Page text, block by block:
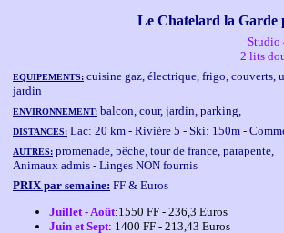
Le Chatelard la Garde
Studio
2 lits
EQUIPEMENTS: cuisine gaz, électrique, frigo, couverts,
jardin
ENVIRONNEMENT: balcon, cour, jardin, parking,
DISTANCES: Lac: 20 km - Rivière 5 - Ski: 150m -
AUTRES: promenade, pêche, tour de france, parapente,
Animaux admis - Linges NON fournis
PRIX par semaine: FF & Euros
Juillet - Août:1550 FF - 236,3 Euros
Juin et Sept: 1400 FF - 213,43 Euros